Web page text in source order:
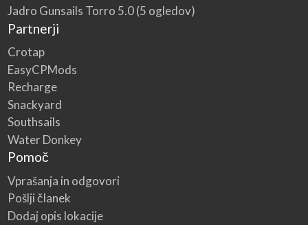
Jadro Gunsails Torro 5.0(5 ogledov)
Partnerji
Crotap
EasyCPMods
Recharge
Snackyard
Southsails
Water Donkey
Pomoč
Vprašanja in odgovori
Pošlji članek
Dodaj opis lokacije